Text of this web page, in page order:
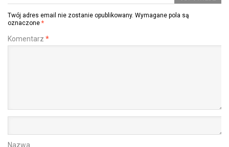
Twój adres email nie zostanie opublikowany. Wymagane pola są
oznaczone *
Komentarz *
Nazwa